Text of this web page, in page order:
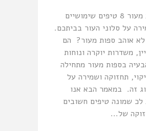
ניקוי ספות מעור 8 טיפים שימושיים
על סלוני העור בביתכם.
לא אוהב ספות מעור? הם
משדרות יוקרה ונוחות
בספות מעור מתחילה
תחזוקה ושמירה על
זה. במאמר הבא אנו
לכ שמונה טיפים חשובים
של...